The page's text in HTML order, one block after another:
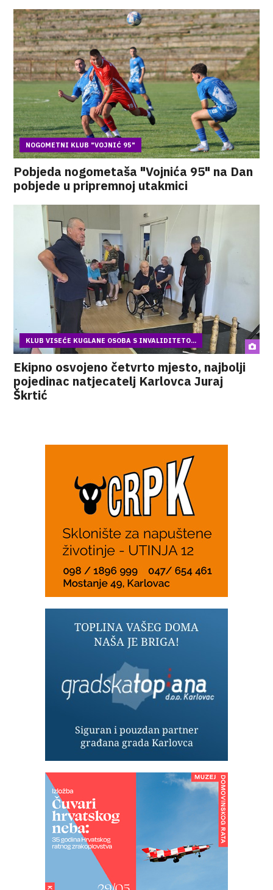
NOGOMETNI KLUB "VOJNIĆ 95"
Pobjeda nogometaša "Vojnića 95" na Dan
pobjede u pripremnoj utakmici
KLUB VISEĆE KUGLANE OSOBA S INVALIDITETO...
Ekipno osvojeno četvrto mjesto, najbolji
pojedinac natjecatelj Karlovca Juraj
Škrtić